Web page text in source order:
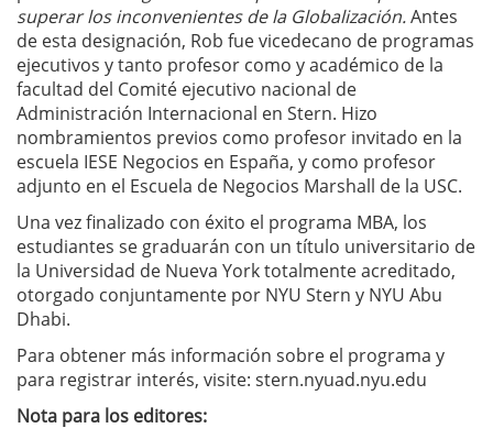
superar los inconvenientes de la Globalización.Antes
de esta designación, Rob fue vicedecano de programas
ejecutivos y tanto profesor como y académico de la
facultad del Comité ejecutivo nacional de
Administración Internacional en Stern. Hizo
nombramientos previos como profesor invitado en la
escuela IESE Negocios en España, y como profesor
adjunto en el Escuela de Negocios Marshall de la USC.
Una vez finalizado con éxito el programa MBA, los
estudiantes se graduarán con un título universitario de
la Universidad de Nueva York totalmente acreditado,
otorgado conjuntamente por NYU Stern y NYU Abu
Dhabi.
Para obtener más información sobre el programa y
para registrar interés, visite: stern.nyuad.nyu.edu
Nota para los editores: